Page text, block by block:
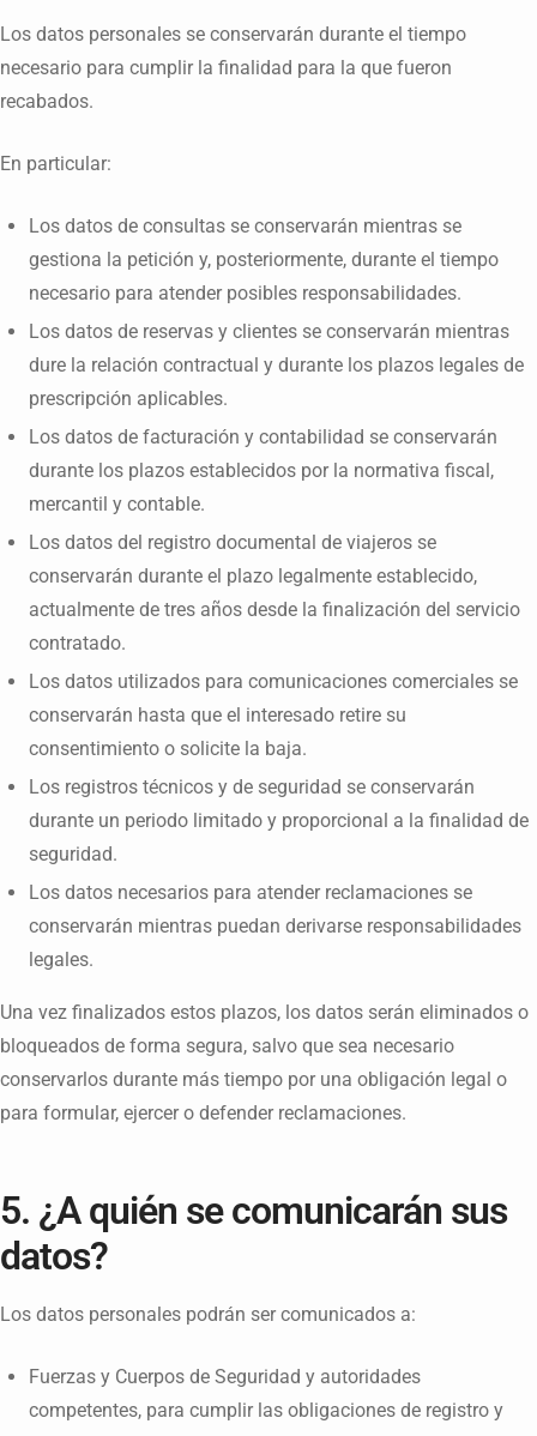
Los datos personales se conservarán durante el tiempo
necesario para cumplir la finalidad para la que fueron
recabados.
En particular:
Los datos de consultas se conservarán mientras se
gestiona la petición y, posteriormente, durante el tiempo
necesario para atender posibles responsabilidades.
Los datos de reservas y clientes se conservarán mientras
dure la relación contractual y durante los plazos legales de
prescripción aplicables.
Los datos de facturación y contabilidad se conservarán
durante los plazos establecidos por la normativa fiscal,
mercantil y contable.
Los datos del registro documental de viajeros se
conservarán durante el plazo legalmente establecido,
actualmente de tres años desde la finalización del servicio
contratado.
Los datos utilizados para comunicaciones comerciales se
conservarán hasta que el interesado retire su
consentimiento o solicite la baja.
Los registros técnicos y de seguridad se conservarán
durante un periodo limitado y proporcional a la finalidad de
seguridad.
Los datos necesarios para atender reclamaciones se
conservarán mientras puedan derivarse responsabilidades
legales.
Una vez finalizados estos plazos, los datos serán eliminados o
bloqueados de forma segura, salvo que sea necesario
conservarlos durante más tiempo por una obligación legal o
para formular, ejercer o defender reclamaciones.
5. ¿A quién se comunicarán sus
datos?
Los datos personales podrán ser comunicados a:
Fuerzas y Cuerpos de Seguridad y autoridades
competentes, para cumplir las obligaciones de registro y